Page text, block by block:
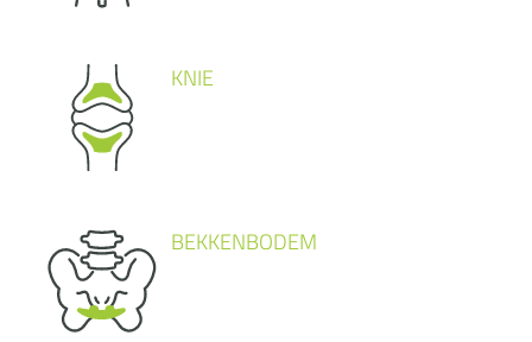
KNIE
BEKKENBODEM